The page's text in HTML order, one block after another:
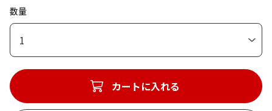
数量
1
カートに入れる